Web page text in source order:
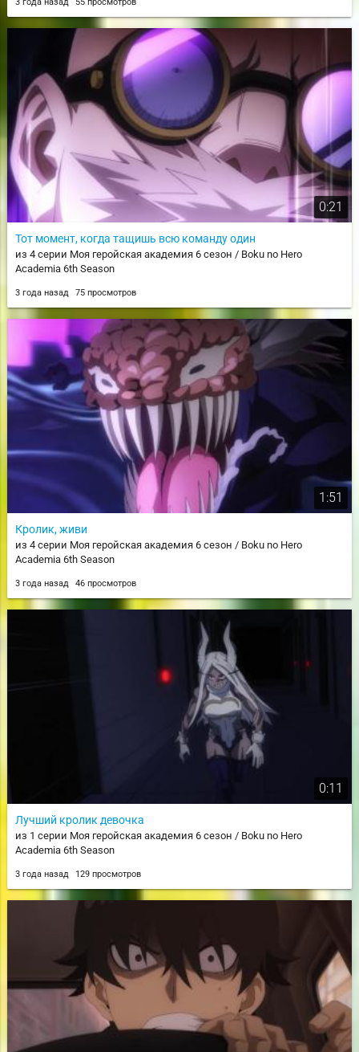
0:21
Тот момент, когда тащишь всю команду один
из 4 серии Моя геройская академия 6 сезон / Boku no Hero
Academia 6th Season
3 года назад 75 просмотров
1:51
Кролик, живи
из 4 серии Моя геройская академия 6 сезон / Boku no Hero
Academia 6th Season
3 года назад 46 просмотров
0:11
Лучший кролик девочка
из 1 серии Моя геройская академия 6 сезон / Boku no Hero
Academia 6th Season
3 года назад 129 просмотров